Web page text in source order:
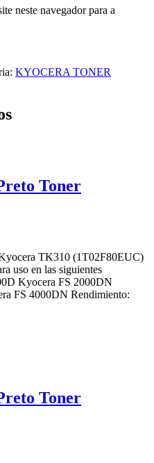
neste navegador para a
KYOCERA TONER
Toner
TK310 (1T02F80EUC)
uso en las siguientes
Kyocera FS 2000DN
FS 4000DN Rendimiento:
Toner